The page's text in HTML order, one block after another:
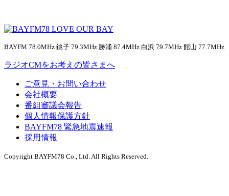
BAYFM 78.0MHz 銚子 79.3MHz 勝浦 87.4MHz 白浜 79.7MHz 館山 77.7MHz
ラジオCMをお考えの皆さまへ
ご意見・お問い合わせ
会社概要
番組審議会報告
個人情報保護方針
BAYFM78 緊急地震速報
採用情報
Copyright BAYFM78 Co., Ltd. All Rights Reserved.